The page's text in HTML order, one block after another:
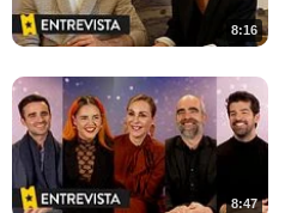
8:16
8:47